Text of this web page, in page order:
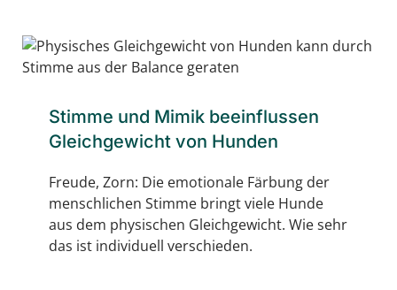
Stimme und Mimik beeinflussen
Gleichgewicht von Hunden
Freude, Zorn: Die emotionale Färbung der
menschlichen Stimme bringt viele Hunde
aus dem physischen Gleichgewicht. Wie sehr
das ist individuell verschieden.